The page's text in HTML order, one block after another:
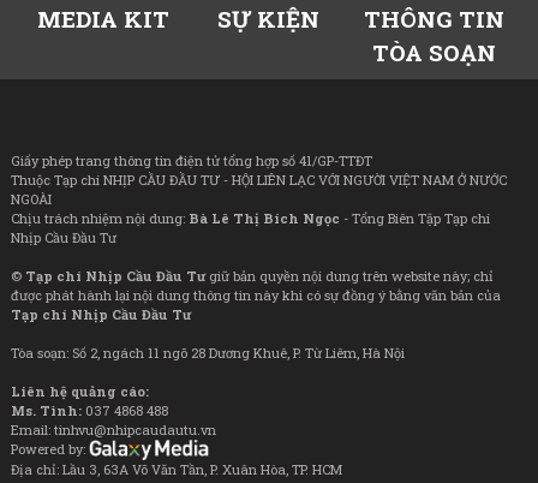
MEDIA KIT SỰ KIỆN
THÔNG TIN
TÒA SOẠN
Giấy phép trang thông tin điện tử tổng hợp số 41/GP-TTĐT
Thuộc Tạp chí NHỊP CẦU ĐẦU TƯ - HỘI LIÊN LẠC VỚI NGƯỜI VIỆT NAM Ở NƯỚC
NGOÀI
Chịu trách nhiệm nội dung: Bà Lê Thị Bích Ngọc - Tổng Biên Tập Tạp chí
Nhịp Cầu Đầu Tư
© Tạp chí Nhịp Cầu Đầu Tưgiữ bản quyền nội dung trên website này; chỉ
được phát hành lại nội dung thông tin này khi có sự đồng ý bằng văn bản của
Tạp chí Nhịp Cầu Đầu Tư
Tòa soạn: Số 2, ngách 11 ngõ 28 Dương Khuê, P. Từ Liêm, Hà Nội
Liên hệ quảng cáo:
Ms. Tình: 037 4868 488
Email: tinhvu@nhipcaudautu.vn
Powered by:
Địa chỉ: Lầu 3, 63A Võ Văn Tần, P. Xuân Hòa, TP. HCM